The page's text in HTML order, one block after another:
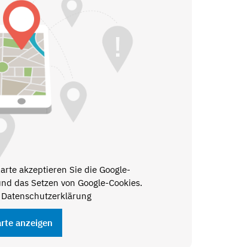
akzeptieren Sie die Google-
das Setzen von Google-Cookies.
anzeigen